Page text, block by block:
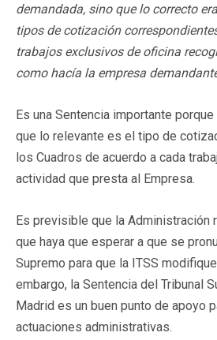
demandada, sino que lo correcto
tipos de cotización
trabajos exclusivos de oficina
como hacía la empresa
Es una Sentencia importante
que lo relevante es el tipo de
los Cuadros de acuerdo a cada
actividad que presta al Empresa.
Es previsible que la Administración
que haya que esperar a que se
Supremo para que la ITSS
embargo, la Sentencia del Tribunal
Madrid es un buen punto de apoyo
actuaciones administrativas.